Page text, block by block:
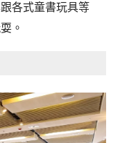
各式童書玩具等
。